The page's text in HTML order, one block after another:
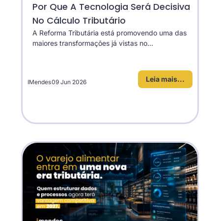
Por Que A Tecnologia Será Decisiva
No Cálculo Tributário
A Reforma Tributária está promovendo uma das
maiores transformações já vistas no...
Leia mais...
IMendes09 Jun 2026